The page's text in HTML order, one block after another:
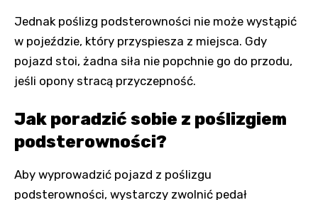
Jednak poślizg podsterowności nie może wystąpić
w pojeździe, który przyspiesza z miejsca. Gdy
pojazd stoi, żadna siła nie popchnie go do przodu,
jeśli opony stracą przyczepność.
Jak poradzić sobie z poślizgiem
podsterowności?
Aby wyprowadzić pojazd z poślizgu
podsterowności, wystarczy zwolnić pedał